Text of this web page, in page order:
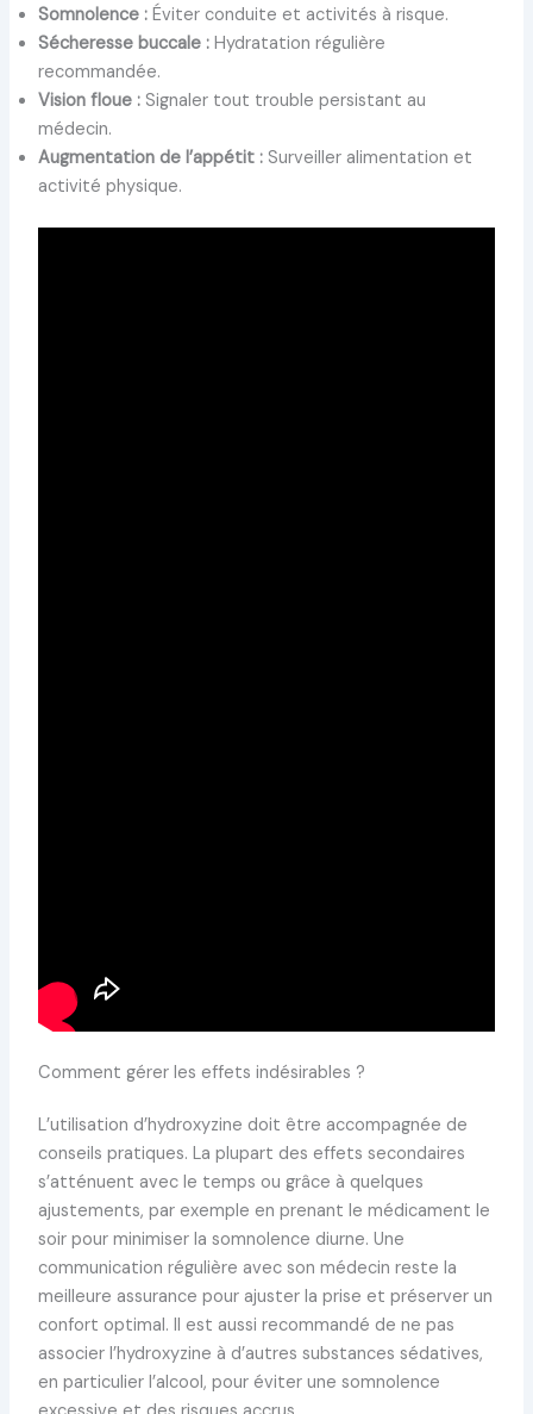
Somnolence :Éviter conduite et activités à risque.
Sécheresse buccale :Hydratation régulière
recommandée.
Vision floue :Signaler tout trouble persistant au
médecin.
Augmentation de l’appétit :Surveiller alimentation et
activité physique.
Comment gérer les effets indésirables ?
L’utilisation d’hydroxyzine doit être accompagnée de
conseils pratiques. La plupart des effets secondaires
s’atténuent avec le temps ou grâce à quelques
ajustements, par exemple en prenant le médicament le
soir pour minimiser la somnolence diurne. Une
communication régulière avec son médecin reste la
meilleure assurance pour ajuster la prise et préserver un
confort optimal. Il est aussi recommandé de ne pas
associer l’hydroxyzine à d’autres substances sédatives,
en particulier l’alcool, pour éviter une somnolence